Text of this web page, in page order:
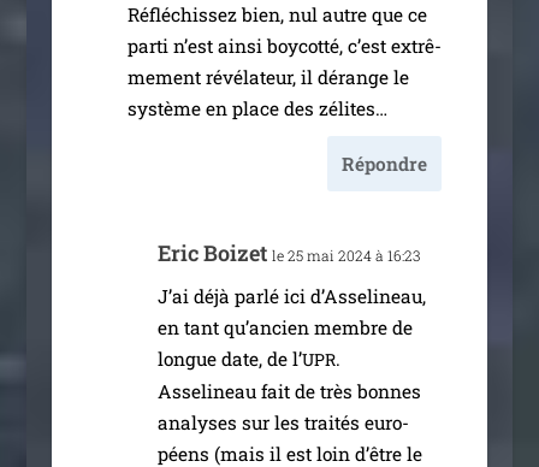
Réfléchissez bien, nul autre que ce
par­ti n’est ain­si boy­cot­té, c’est extrê­
me­ment révé­la­teur, il dérange le
sys­tème en place des zélites…
Répondre
Eric Boizet le 25 mai 2024 à 16:23
J’ai déjà par­lé ici d’Asselineau,
en tant qu’an­cien membre de
longue date, de l’UPR.
Asselineau fait de très bonnes
ana­lyses sur les trai­tés euro­
péens (mais il est loin d’être le